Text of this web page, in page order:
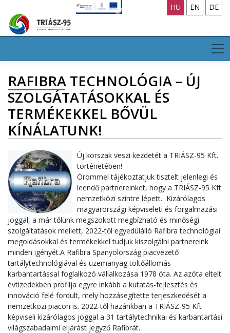
content
HU EN DE
RAFIBRA TECHNOLÓGIA – ÚJ
SZOLGÁTATÁSOKKAL ÉS
TERMÉKEKKEL BŐVÜL
KÍNÁLATUNK!
Új korszak veszi kezdetét a TRIÁSZ-95 Kft.
történetében!
Örömmel tájékoztatjuk tisztelt jelenlegi és
leendő partnereinket, hogy a TRIÁSZ-95 Kft
nemzetközi szintre lépett. Kizárólagos
magyarországi képviseleti és forgalmazási
joggal, a már tőlünk megszokott megbízható és minőségi
szolgáltatások mellett, 2022-től egyedülálló Rafibra technológiai
megoldásokkal és termékekkel tudjuk kiszolgálni partnereink
minden igényét.A Rafibra Spanyolország piacvezető
tartálytechnológiával és üzemanyag töltőállomás
karbantartással foglalkozó vállalkozása 1978 óta. Az azóta eltelt
évtizedekben profilja egyre inkább a kutatás-fejlesztés és
innováció felé fordult, mely hozzásegítette terjeszkedését a
nemzetközi piacon is. 2022-től hazánkban a TRIÁSZ-95 Kft
képviseli kizárólagos joggal a 31 tartálytechnikai és karbantartási
világszabadalmi eljárást jegyző Rafibrát.